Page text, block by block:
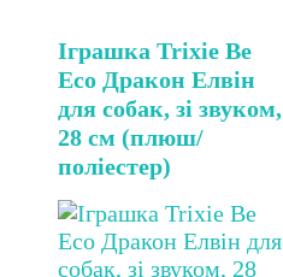
Іграшка Trixie Be
Eco Дракон Елвін
для собак, зі звуком,
28 см (плюш/
поліестер)